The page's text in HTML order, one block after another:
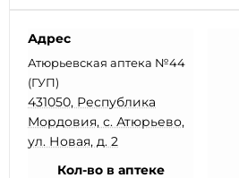
Адрес
Атюрьевская аптека №44
(ГУП)
431050, Республика
Мордовия, с. Атюрьево,
ул. Новая, д. 2
Кол-во в аптеке